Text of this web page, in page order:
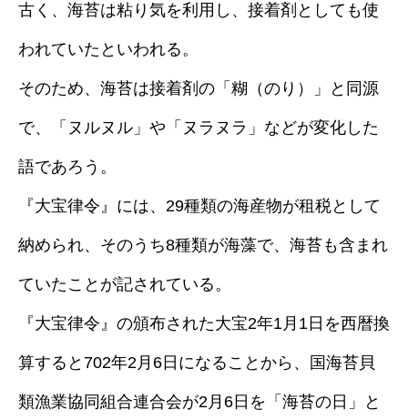
古く、海苔は粘り気を利用し、接着剤としても使
われていたといわれる。
そのため、海苔は接着剤の「糊（のり）」と同源
で、「ヌルヌル」や「ヌラヌラ」などが変化した
語であろう。
『大宝律令』には、29種類の海産物が租税として
納められ、そのうち8種類が海藻で、海苔も含まれ
ていたことが記されている。
『大宝律令』の頒布された大宝2年1月1日を西暦換
算すると702年2月6日になることから、国海苔貝
類漁業協同組合連合会が2月6日を「海苔の日」と